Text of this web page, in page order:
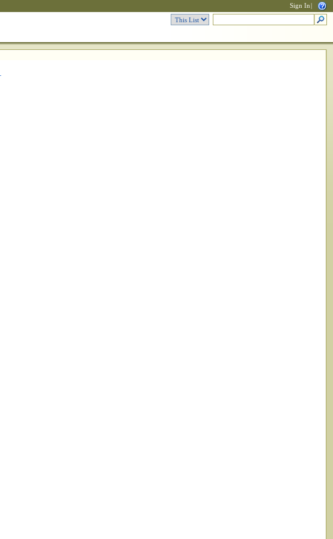
Sign In